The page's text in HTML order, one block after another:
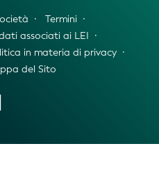
Termini
associati ai LEI
in materia di privacy
del Sito